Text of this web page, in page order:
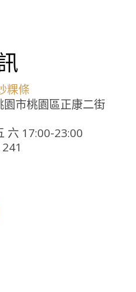
粿條
市桃園區正康二街
六 17:00-23:00